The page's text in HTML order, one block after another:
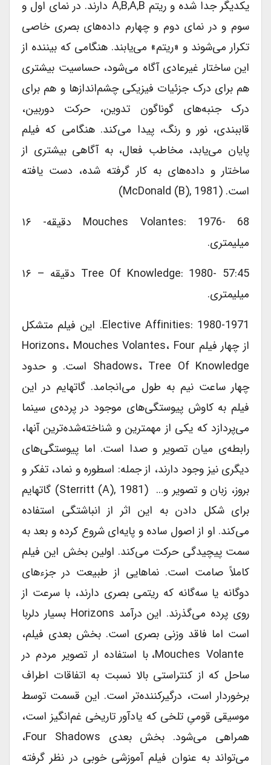
یکدیگر جدا شده‎ و ریتم A,B,A,B دارند. در نمای اول و
سوم و در نمای دوم و چهارم داده‌‎های بصری خاصی
تکرار می‌‎شوند و «ریتم» می‎‌یابند. هنگامی که بیننده از
این ساختار غیرعادی آگاه می‌‎شود، حساسیت بیشتری
هم برای درک جزئیات فیزیکی چشم‌‎اندازها و هم برای
درک جنبه‎‌های گوناگون تدوین، حرکت دوربین،
قاب‎بندی، نور و رنگ، پیدا می‎‌کند. هنگامی که فیلم
پایان می‎‌یابد، مخاطب فعال، به آگاهی بیشتری از
ساختار و داده‎‌های به کار گرفته شده، دست یافته
است. (McDonald (B), 1981)
Mouches Volantes: 1976- 68 دقیقه- ۱۶
میلیمتری.
Tree Of Knowledge: 1980- 57:45 دقیقه – ۱۶
میلیمتری.
Elective Affinities: 1980-1971. این فیلم متشکل
از چهار فیلم Horizons، Mouches Volantes، Four
Shadows، Tree Of Knowledge است. و حدود
چهار ساعت نیم به طول می‌‎انجامد. گاتهایم در این
فیلم به کاوش پیوستگی‎‌های موجود در پرده‎‌ی سینما
می‌‎پردازد که یکی از مهمترین و شناخته‌‎شده‌‎ترین آن‎ها،
رابطه‎‌ی میان تصویر و صدا است. اما پیوستگی‎‌های
دیگری نیز وجود دارند، از جمله: اسطوره و نماد، تفکر و
بروز، زبان و تصویر و… (Sterritt (A), 1981) گاتهایم
برای شکل دادن به این اثر از انباشتگی استفاده
می‎‌کند. او از اصول ساده و پایه‌‎ای شروع کرده و بعد به
سمت پیچیدگی حرکت می‎‌کند. اولین بخش این فیلم
کاملاً صامت است. نماهایی از طبیعت در جزء‎های
دوگانه یا سه‎‌گانه که ریتمی بصری دارند، با سرعت از
روی پرده می‎‌گذرند. این درآمد Horizons بسیار دلربا
است اما فاقد وزنی بصری است. بخش بعدی فیلم،
Mouches Volante، با استفاده ار تصویر مردم در
ساحل که از کنتراستی بالا نسبت به اتفاقات اطراف
برخوردار است، درگیرکننده‌‎تر است. این قسمت توسط
موسیقی قومیِ تلخی که یادآور تاریخی غم‌‎انگیز است،
همراهی می‎‌شود. بخش بعدی Four Shadows،
می‌‎تواند به عنوان فیلم آموزشی خوبی در نظر گرفته